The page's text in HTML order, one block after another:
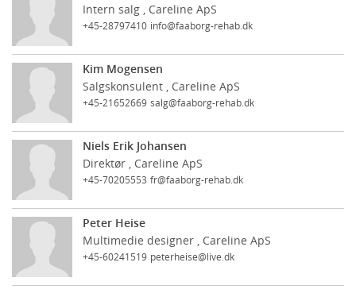
Intern salg , Careline ApS
+45-28797410 info@faaborg-rehab.dk
Kim Mogensen
Salgskonsulent , Careline ApS
+45-21652669 salg@faaborg-rehab.dk
Niels Erik Johansen
Direktør , Careline ApS
+45-70205553 fr@faaborg-rehab.dk
Peter Heise
Multimedie designer , Careline ApS
+45-60241519 peterheise@live.dk